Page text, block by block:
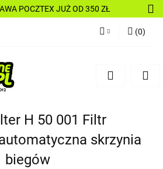
POCZTEX JUŻ OD 350 ZŁ
Zarejestruj się
(0)
H 50 001 Filtr
skrzynia
biegów